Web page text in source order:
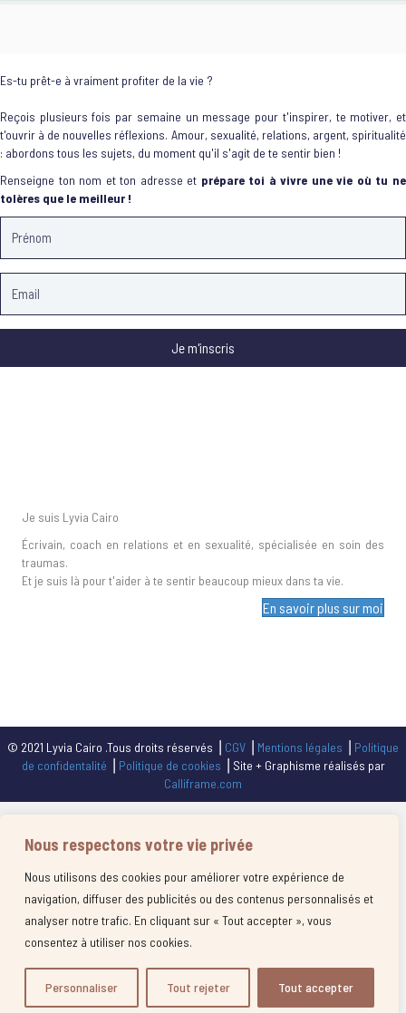
Nous respectons votre vie privée
Nous utilisons des cookies pour améliorer votre expérience de
navigation, diffuser des publicités ou des contenus personnalisés et
analyser notre trafic. En cliquant sur « Tout accepter », vous
consentez à utiliser nos cookies.
Personnaliser Tout rejeter Tout accepter
Es-tu prêt-e à vraiment profiter de la vie ?
Reçois plusieurs fois par semaine un message pour t'inspirer, te motiver, et
t'ouvrir à de nouvelles réflexions. Amour, sexualité, relations, argent, spiritualité
: abordons tous les sujets, du moment qu'il s'agit de te sentir bien !
Renseigne ton nom et ton adresse et prépare toi à vivre une vie où tu ne
tolères que le meilleur !
Je m'inscris
Je suis Lyvia Cairo
Écrivain, coach en relations et en sexualité, spécialisée en soin des
traumas.
Et je suis là pour t'aider à te sentir beaucoup mieux dans ta vie.
En savoir plus sur moi
© 2021 Lyvia Cairo .Tous droits réservés ⎥ CGV Mentions légales
Politique
de confidentalité
Politique de cookies ⎥ Site + Graphisme réalisés par
Calliframe.com